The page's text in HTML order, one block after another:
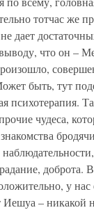
тотчас же
дает
что он –
быть, тут
психотерапия.
чудеса,
доброта.
у нас
Иешуа –